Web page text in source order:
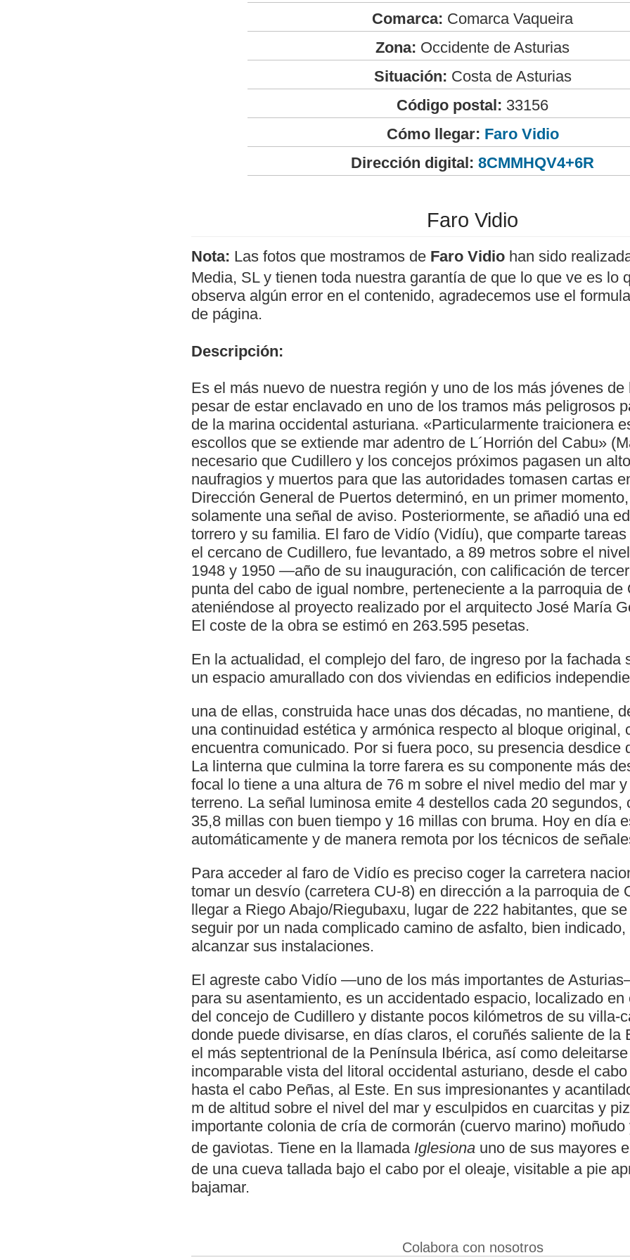
Comarca: Comarca Vaqueira
Zona: Occidente de Asturias
Situación: Costa de Asturias
Código postal: 33156
Cómo llegar: Faro Vidio
Dirección digital: 8CMMHQV4+6R
Faro Vidio
Nota: Las fotos que mostramos de Faro Vidio han sido
Media, SL y tienen toda nuestra garantía de que lo que ve es lo
observa algún error en el contenido, agradecemos use el
de página.
Descripción:
Es el más nuevo de nuestra región y uno de los más jóvenes
pesar de estar enclavado en uno de los tramos más peligrosos
de la marina occidental asturiana. «Particularmente traicionera
escollos que se extiende mar adentro de L´Horrión del Cabu»
necesario que Cudillero y los concejos próximos pagasen un
naufragios y muertos para que las autoridades tomasen cartas
Dirección General de Puertos determinó, en un primer
solamente una señal de aviso. Posteriormente, se añadió una
torrero y su familia. El faro de Vidío (Vidíu), que comparte
el cercano de Cudillero, fue levantado, a 89 metros sobre el
1948 y 1950 —año de su inauguración, con calificación de
punta del cabo de igual nombre, perteneciente a la parroquia de
ateniéndose al proyecto realizado por el arquitecto José María
El coste de la obra se estimó en 263.595 pesetas.
En la actualidad, el complejo del faro, de ingreso por la fachada
un espacio amurallado con dos viviendas en edificios
una de ellas, construida hace unas dos décadas, no mantiene,
una continuidad estética y armónica respecto al bloque original,
encuentra comunicado. Por si fuera poco, su presencia desdice
La linterna que culmina la torre farera es su componente más
focal lo tiene a una altura de 76 m sobre el nivel medio del mar
terreno. La señal luminosa emite 4 destellos cada 20 segundos,
35,8 millas con buen tiempo y 16 millas con bruma. Hoy en día
automáticamente y de manera remota por los técnicos de
Para acceder al faro de Vidío es preciso coger la carretera
tomar un desvío (carretera CU-8) en dirección a la parroquia de
llegar a Riego Abajo/Riegubaxu, lugar de 222 habitantes, que
seguir por un nada complicado camino de asfalto, bien
alcanzar sus instalaciones.
El agreste cabo Vidío —uno de los más importantes de
para su asentamiento, es un accidentado espacio, localizado
del concejo de Cudillero y distante pocos kilómetros de su villa-
donde puede divisarse, en días claros, el coruñés saliente de la
el más septentrional de la Península Ibérica, así como
incomparable vista del litoral occidental asturiano, desde el
hasta el cabo Peñas, al Este. En sus impresionantes y
m de altitud sobre el nivel del mar y esculpidos en cuarcitas y
importante colonia de cría de cormorán (cuervo marino)
de gaviotas. Tiene en la llamada Iglesiona uno de sus mayores
de una cueva tallada bajo el cabo por el oleaje, visitable a pie
bajamar.
Colabora con nosotros